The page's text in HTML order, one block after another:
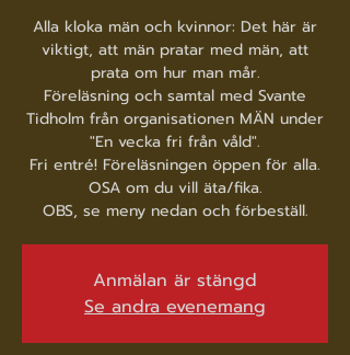
Alla kloka män och kvinnor: Det här är
viktigt, att män pratar med män, att
prata om hur man mår.
Föreläsning och samtal med Svante
Tidholm från organisationen MÄN under
"En vecka fri från våld".
Fri entré! Föreläsningen öppen för alla.
OSA om du vill äta/fika.
OBS, se meny nedan och förbeställ.
Anmälan är stängd
Se andra evenemang